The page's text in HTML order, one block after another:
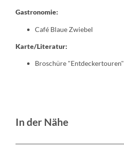
Gastronomie:
Café Blaue Zwiebel
Karte/Literatur:
Broschüre "Entdeckertouren"
In der Nähe